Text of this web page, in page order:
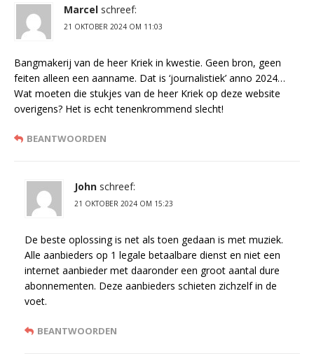
Marcel schreef:
21 OKTOBER 2024 OM 11:03
Bangmakerij van de heer Kriek in kwestie. Geen bron, geen
feiten alleen een aanname. Dat is ‘journalistiek’ anno 2024…
Wat moeten die stukjes van de heer Kriek op deze website
overigens? Het is echt tenenkrommend slecht!
BEANTWOORDEN
John schreef:
21 OKTOBER 2024 OM 15:23
De beste oplossing is net als toen gedaan is met muziek.
Alle aanbieders op 1 legale betaalbare dienst en niet een
internet aanbieder met daaronder een groot aantal dure
abonnementen. Deze aanbieders schieten zichzelf in de
voet.
BEANTWOORDEN